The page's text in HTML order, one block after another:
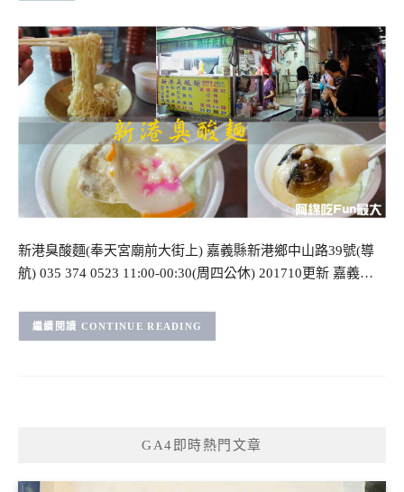
新港臭酸麵(奉天宮廟前大街上) 嘉義縣新港鄉中山路39號(導
航) 035 374 0523 11:00-00:30(周四公休) 201710更新 嘉義…
CONTINUE READING
GA4即時熱門文章